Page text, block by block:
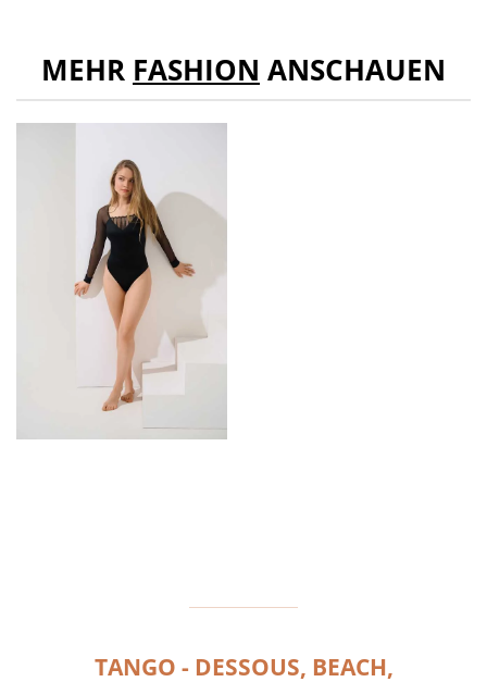
MEHR FASHION ANSCHAUEN
TANGO - DESSOUS, BEACH,